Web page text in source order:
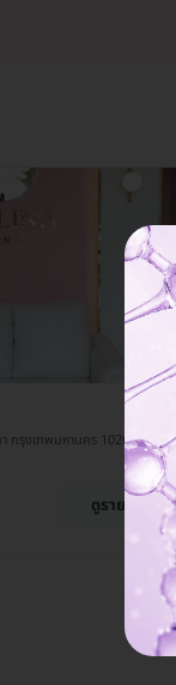
กรุงเทพมหานคร 10260
ดูรายละเอียด